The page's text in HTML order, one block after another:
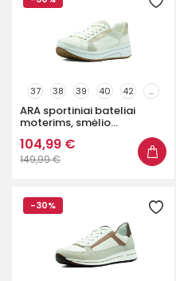
37 38 39 40 42 ...
ARA sportiniai bateliai
moterims, smėlio...
104,99 €
149,99 €
-30%